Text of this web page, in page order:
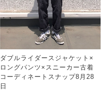
ダブルライダースジャケット×
ロングパンツ×スニーカー古着
コーディネートスナップ8月28
日